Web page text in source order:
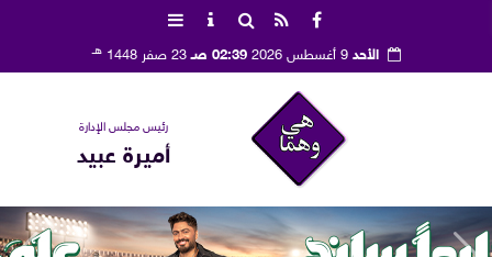
الأحد9 أغسطس 2026 02:39 صـ 23 صفر 1448 هـ
رئيس مجلس الإدارة
أميرة عبيد